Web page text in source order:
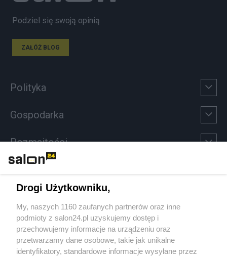
Podziel się swoją opinią
ZAŁÓŻ BLOG
Polityka
Gospodarka
Rozmaitości
Sport
Społeczeństwo
Kultura
Drogi Użytkowniku,
My, naszych 1160 zaufanych partnerów oraz inne
podmioty z salon24.pl uzyskujemy dostęp i
przechowujemy informacje na urządzeniu oraz
przetwarzamy dane osobowe, takie jak unikalne
identyfikatory, standardowe informacje wysyłane przez